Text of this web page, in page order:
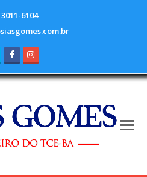
6104
TwitterFacebook